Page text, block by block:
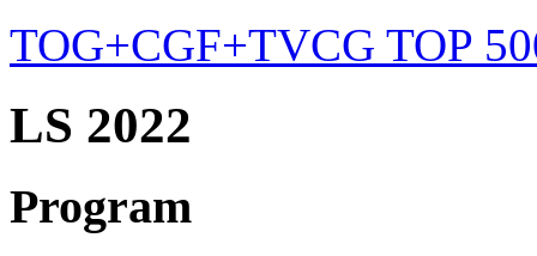
TOG+CGF+TVCG TOP
LS 2022
Program